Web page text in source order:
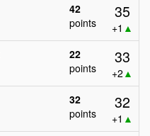
42
points
35
+1 ▲
22
points
33
+2 ▲
32
points
32
+1 ▲